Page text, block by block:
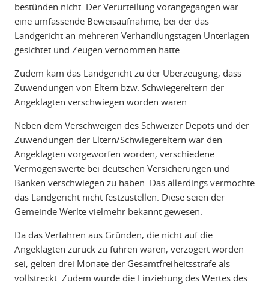
bestünden nicht. Der Verurteilung vorangegangen war
eine umfassende Beweisaufnahme, bei der das
Landgericht an mehreren Verhandlungstagen Unterlagen
gesichtet und Zeugen vernommen hatte.
Zudem kam das Landgericht zu der Überzeugung, dass
Zuwendungen von Eltern bzw. Schwiegereltern der
Angeklagten verschwiegen worden waren.
Neben dem Verschweigen des Schweizer Depots und der
Zuwendungen der Eltern/Schwiegereltern war den
Angeklagten vorgeworfen worden, verschiedene
Vermögenswerte bei deutschen Versicherungen und
Banken verschwiegen zu haben. Das allerdings vermochte
das Landgericht nicht festzustellen. Diese seien der
Gemeinde Werlte vielmehr bekannt gewesen.
Da das Verfahren aus Gründen, die nicht auf die
Angeklagten zurück zu führen waren, verzögert worden
sei, gelten drei Monate der Gesamtfreiheitsstrafe als
vollstreckt. Zudem wurde die Einziehung des Wertes des